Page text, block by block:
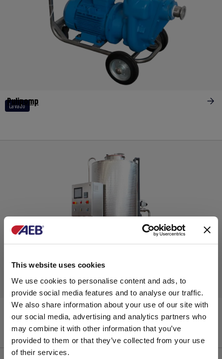
This website uses cookies
We use cookies to personalise content and ads, to
provide social media features and to analyse our traffic.
We also share information about your use of our site with
our social media, advertising and analytics partners who
may combine it with other information that you’ve
provided to them or that they’ve collected from your use
of their services.
Lavado
Pulipomp
Lavado
Cip Mixer